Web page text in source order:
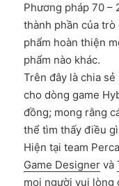
Phương pháp 70 –
thành phần của
phẩm hoàn thiện
phẩm nào khác.
Trên đây là chia
cho dòng game
đồng; mong rằng
thể tìm thấy điều
Hiện tại team
Game Designer và
mọi người vui lòng